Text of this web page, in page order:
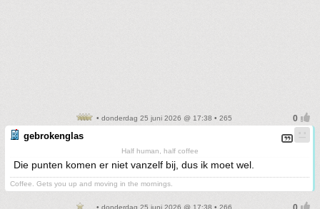
• donderdag 25 juni 2026 @ 17:38 • 265
gebrokenglas
Half human, half coffee
Die punten komen er niet vanzelf bij, dus ik moet wel.
Coffee. Gets you up and moving in the mornings.